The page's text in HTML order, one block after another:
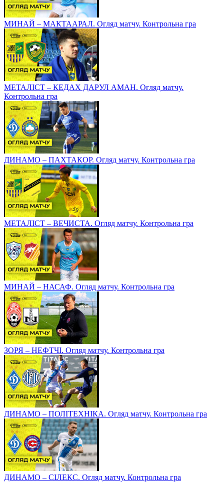
МИНАЙ – МАКТААРАЛ. Огляд матчу. Контрольна гра
МЕТАЛІСТ – КЕДАХ ДАРУЛ АМАН. Огляд матчу.
Контрольна гра
ДИНАМО – ПАХТАКОР. Огляд матчу. Контрольна гра
МЕТАЛІСТ – ВЕЧИСТА. Огляд матчу. Контрольна гра
МИНАЙ – НАСАФ. Огляд матчу. Контрольна гра
ЗОРЯ – НЕФТЧІ. Огляд матчу. Контрольна гра
ДИНАМО – ПОЛІТЕХНІКА. Огляд матчу. Контрольна гра
ДИНАМО – СІЛЕКС. Огляд матчу. Контрольна гра